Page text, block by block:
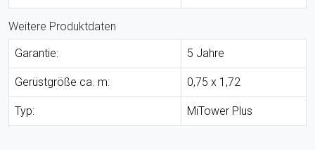
Weitere Produktdaten
Garantie:
5 Jahre
Gerüstgröße ca. m: 0,75 x 1,72
Typ: MiTower Plus